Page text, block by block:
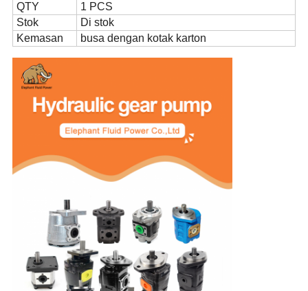
QTY
1 PCS
Stok
Di stok
Kemasan
busa dengan kotak karton